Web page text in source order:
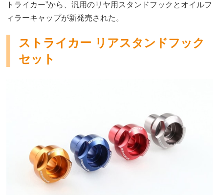
トライカー”から、汎用のリヤ用スタンドフックとオイルフ
ィラーキャップが新発売された。
ストライカー リアスタンドフック
セット